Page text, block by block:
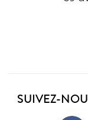
SUIVEZ-